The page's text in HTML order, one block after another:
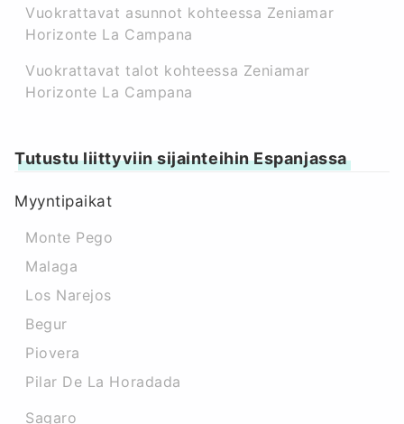
Vuokrattavat asunnot kohteessa Zeniamar
Horizonte La Campana
Vuokrattavat talot kohteessa Zeniamar
Horizonte La Campana
Tutustu liittyviin sijainteihin Espanjassa
Myyntipaikat
Monte Pego
Malaga
Los Narejos
Begur
Piovera
Pilar De La Horadada
Sagaro